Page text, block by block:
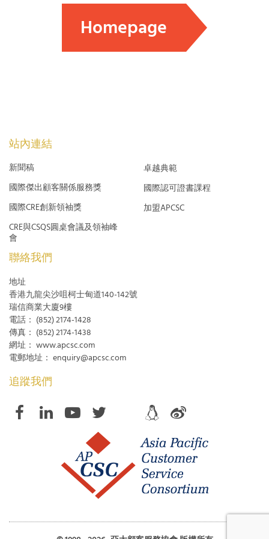
Homepage
站內連結
新聞稿
國際傑出顧客關係服務獎
國際CRE創新領袖獎
CRE與CSQS圓桌會議及領袖峰
會
卓越典範
國際認可證書課程
加盟APCSC
聯絡我們
地址
香港九龍尖沙咀柯士甸道140-142號
瑞信商業大廈9樓
電話：
(852) 2174-1428
傳真：
(852) 2174-1438
網址：
www.apcsc.com
電郵地址：
enquiry@apcsc.com
追蹤我們